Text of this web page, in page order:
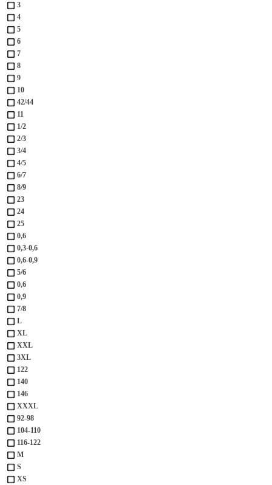
3
4
5
6
7
8
9
10
42/44
11
1/2
2/3
3/4
4/5
6/7
8/9
23
24
25
0,6
0,3-0,6
0,6-0,9
5/6
0,6
0,9
7/8
L
XL
XXL
3XL
122
140
146
XXXL
92-98
104-110
116-122
М
S
XS